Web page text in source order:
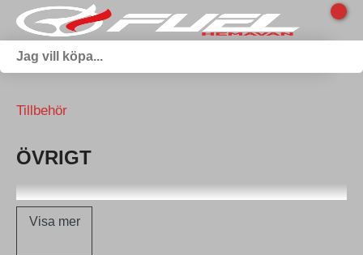
Tillbehör
ÖVRIGT
Visa mer